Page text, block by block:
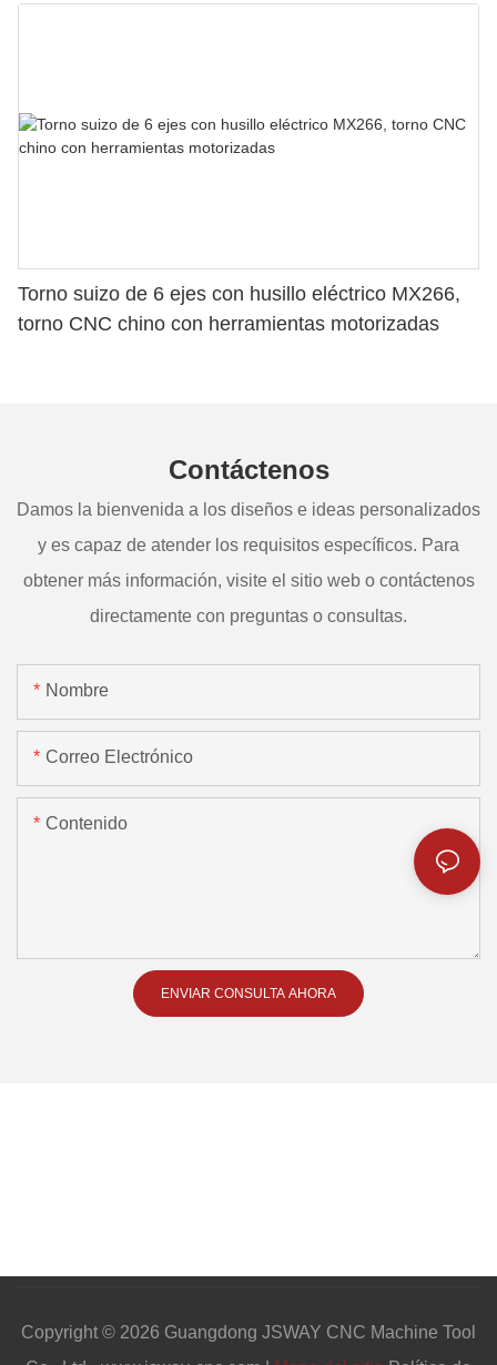
Torno suizo de 6 ejes con husillo eléctrico MX266,
torno CNC chino con herramientas motorizadas
Contáctenos
Damos la bienvenida a los diseños e ideas personalizados
y es capaz de atender los requisitos específicos. Para
obtener más información, visite el sitio web o contáctenos
directamente con preguntas o consultas.
Nombre
Correo Electrónico
Contenido
ENVIAR CONSULTA AHORA
Copyright © 2026 Guangdong JSWAY CNC Machine Tool